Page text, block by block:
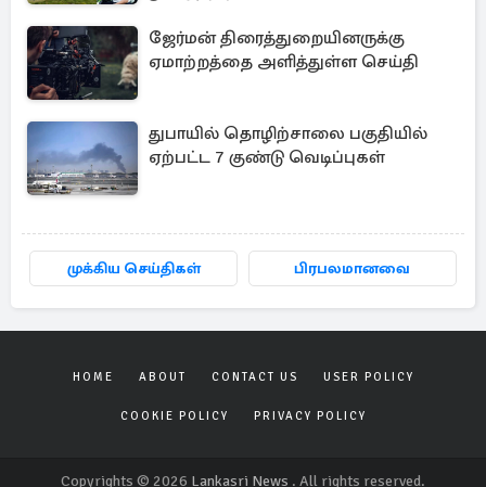
ஜேர்மன் திரைத்துறையினருக்கு
ஏமாற்றத்தை அளித்துள்ள செய்தி
துபாயில் தொழிற்சாலை பகுதியில்
ஏற்பட்ட 7 குண்டு வெடிப்புகள்
முக்கிய செய்திகள் பிரபலமானவை
HOME ABOUT CONTACT US USER POLICY
COOKIE POLICY PRIVACY POLICY
Copyrights © 2026 Lankasri News . All rights reserved.